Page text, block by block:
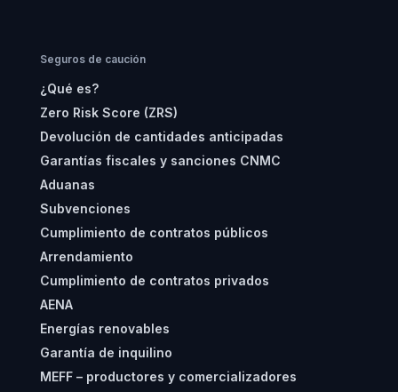
Seguros de caución
¿Qué es?
Zero Risk Score (ZRS)
Devolución de cantidades anticipadas
Garantías fiscales y sanciones CNMC
Aduanas
Subvenciones
Cumplimiento de contratos públicos
Arrendamiento
Cumplimiento de contratos privados
AENA
Energías renovables
Garantía de inquilino
MEFF – productores y comercializadores